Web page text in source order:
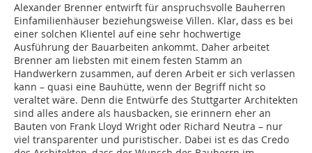
Alexander Brenner entwirft für anspruchsvolle Bauherren
Einfamilienhäuser beziehungsweise Villen. Klar, dass es bei
einer solchen Klientel auf eine sehr hochwertige
Ausführung der Bauarbeiten ankommt. Daher arbeitet
Brenner am liebsten mit einem festen Stamm an
Handwerkern zusammen, auf deren Arbeit er sich verlassen
kann – quasi eine Bauhütte, wenn der Begriff nicht so
veraltet wäre. Denn die Entwürfe des Stuttgarter Architekten
sind alles andere als hausbacken, sie erinnern eher an
Bauten von Frank Lloyd Wright oder Richard Neutra – nur
viel transparenter und puristischer. Dabei ist es das Credo